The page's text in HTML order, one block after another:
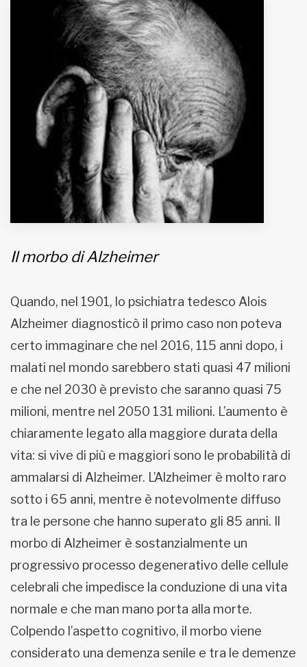
Inviateci le vostre segnalazioni
Iscriviti alla newsletter
www.viveremilano.info
Fondato e diretto da Enzo De
Bernardis
EDB edizioni - Via Brivio angolo C.
Informativa sulla privacy
Il morbo di Alzheimer
Quando, nel 1901, lo psichiatra tedesco Alois
Alzheimer diagnosticò il primo caso non poteva
certo immaginare che nel 2016, 115 anni dopo, i
malati nel mondo sarebbero stati quasi 47 milioni
e che nel 2030 è previsto che saranno quasi 75
milioni, mentre nel 2050 131 milioni. L’aumento è
chiaramente legato alla maggiore durata della
vita: si vive di più e maggiori sono le probabilità di
ammalarsi di Alzheimer. L’Alzheimer è molto raro
sotto i 65 anni, mentre è notevolmente diffuso
tra le persone che hanno superato gli 85 anni. Il
morbo di Alzheimer è sostanzialmente un
progressivo processo degenerativo delle cellule
celebrali che impedisce la conduzione di una vita
normale e che man mano porta alla morte.
Colpendo l’aspetto cognitivo, il morbo viene
considerato una demenza senile e tra le demenze